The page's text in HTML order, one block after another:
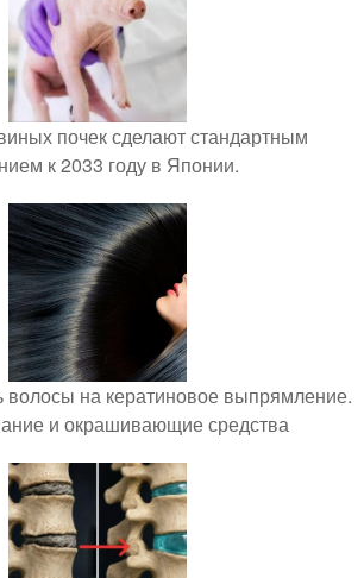
почек сделают стандартным
к 2033 году в Японии.
волосы на кератиновое выпрямление.
и окрашивающие средства